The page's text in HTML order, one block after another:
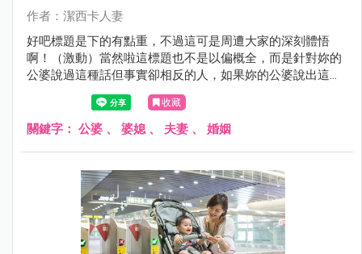
作者：潔西卡人妻
好吧標題是下的有點重，不過這可是周遭大家的深刻體悟
啊！（激動）當然啦這標題也不是以偏概全，而是針對妳的
公婆說過這種話但事實卻相反的人，如果妳的公婆說出這些
話也真的把妳當女兒看的人可以自動上一頁謝謝～～～～～
收藏
關鍵字： 公婆 、 婆媳 、 夫妻 、 婚姻